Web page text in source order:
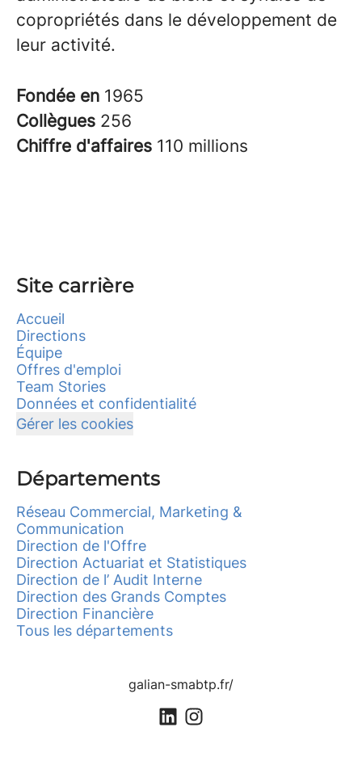
copropriétés dans le développement de
leur activité.
Fondée en 1965
Collègues 256
Chiffre d'affaires 110 millions
Site carrière
Accueil
Directions
Équipe
Offres d'emploi
Team Stories
Données et confidentialité
Gérer les cookies
Départements
Réseau Commercial, Marketing &
Communication
Direction de l'Offre
Direction Actuariat et Statistiques
Direction de l’ Audit Interne
Direction des Grands Comptes
Direction Financière
Tous les départements
galian-smabtp.fr/